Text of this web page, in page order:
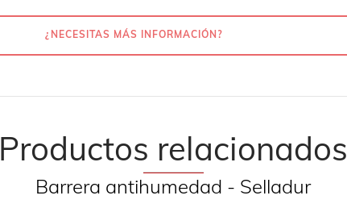
¿NECESITAS MÁS INFORMACIÓN?
Productos relacionados
Barrera antihumedad - Selladur